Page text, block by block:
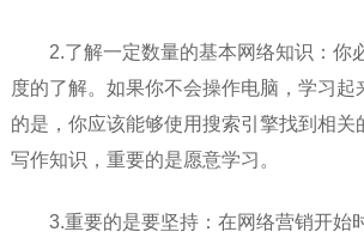
2.了解一定数量的基本网络知识：你
度的了解。如果你不会操作电脑，学习起
的是，你应该能够使用搜索引擎找到相关
写作知识，重要的是愿意学习。
3.重要的是要坚持：在网络营销开始